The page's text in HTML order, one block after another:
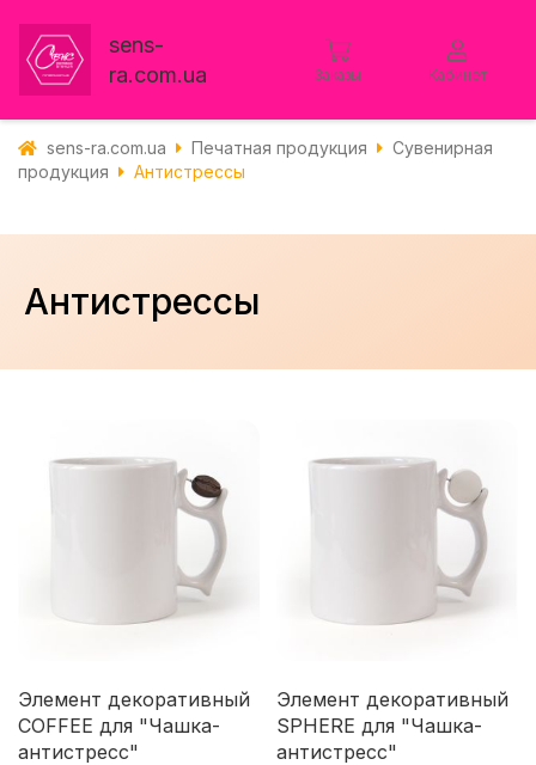
sens-
ra.com.ua
Заказы Кабинет
sens-ra.com.ua Печатная продукция
Сувенирная
продукция
Антистрессы
Антистрессы
Элемент декоративный
COFFEE для "Чашка-
антистресс"
Элемент декоративный
SPHERE для "Чашка-
антистресс"